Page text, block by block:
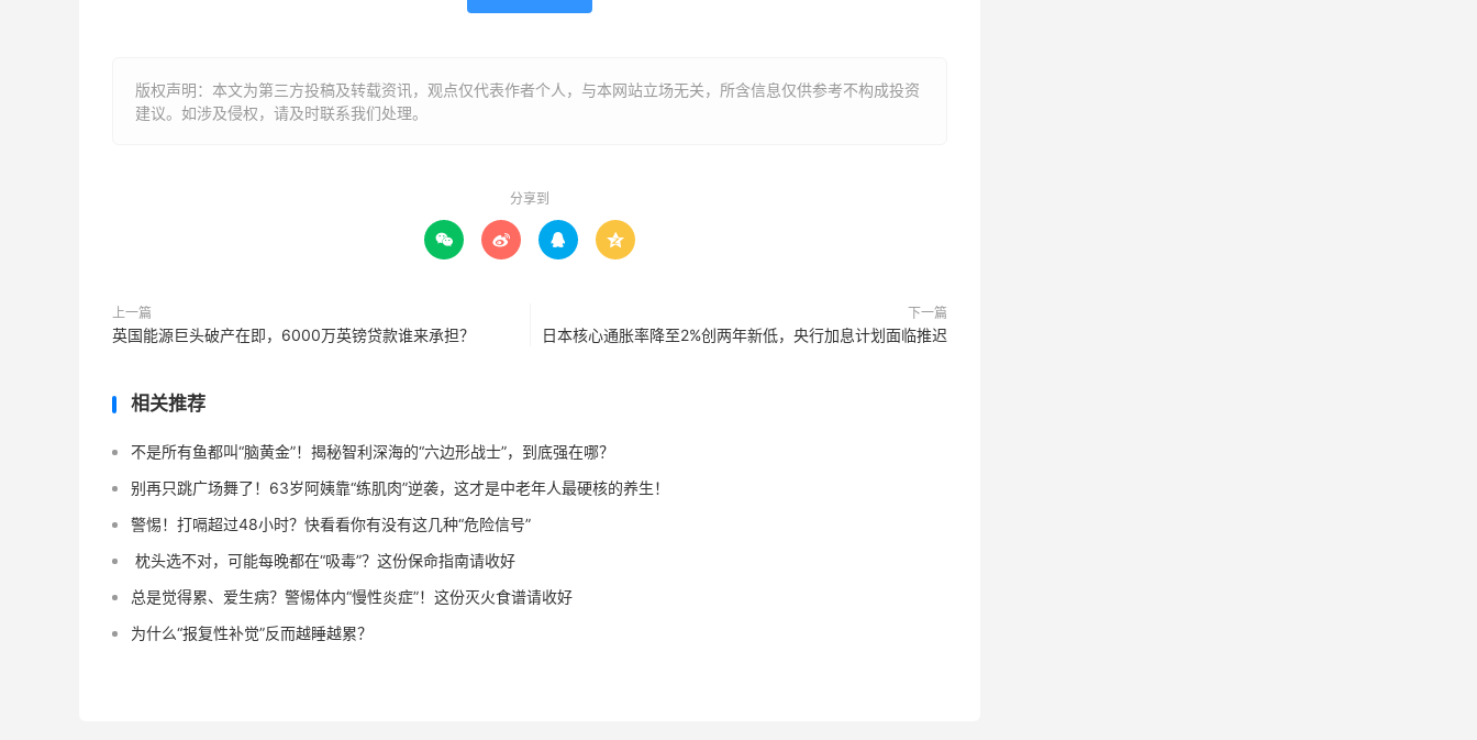
版权声明：本文为第三方投稿及转载资讯，观点仅代表作者个人，与本网站立场无关，所含信息仅供参考不构成投资
建议。如涉及侵权，请及时联系我们处理。
分享到
   
上一篇
英国能源巨头破产在即，6000万英镑贷款谁来承担？
下一篇
日本核心通胀率降至2%创两年新低，央行加息计划面临推迟
相关推荐
不是所有鱼都叫“脑黄金”！揭秘智利深海的“六边形战士”，到底强在哪？
别再只跳广场舞了！63岁阿姨靠“练肌肉”逆袭，这才是中老年人最硬核的养生！
警惕！打嗝超过48小时？快看看你有没有这几种“危险信号”️
️ 枕头选不对，可能每晚都在“吸毒”？这份保命指南请收好
总是觉得累、爱生病？警惕体内“慢性炎症”！这份灭火食谱请收好
为什么“报复性补觉”反而越睡越累？